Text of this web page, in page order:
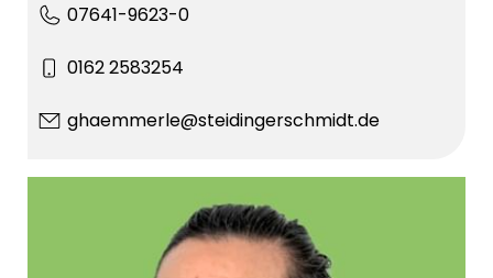
07641-9623-0
0162 2583254
ghaemmerle@steidingerschmidt.de